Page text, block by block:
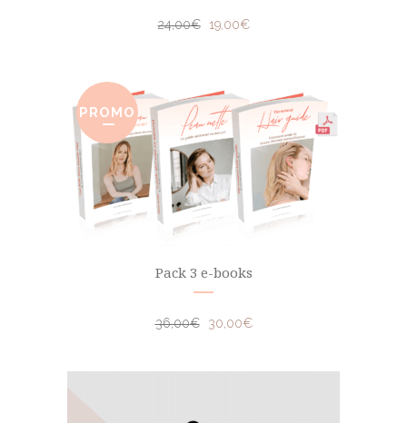
24,00€ 19,00€
PROMO
Pack 3 e-books
36,00€ 30,00€